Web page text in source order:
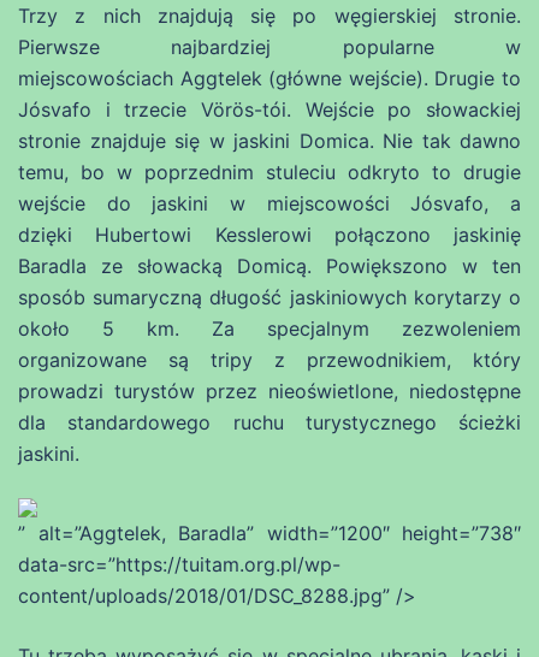
Trzy z nich znajdują się po węgierskiej stronie.
Pierwsze najbardziej popularne w
miejscowościach Aggtelek (główne wejście). Drugie to
Jósvafo i trzecie Vörös-tói. Wejście po słowackiej
stronie znajduje się w jaskini Domica. Nie tak dawno
temu, bo w poprzednim stuleciu odkryto to drugie
wejście do jaskini w miejscowości Jósvafo, a
dzięki Hubertowi Kesslerowi połączono jaskinię
Baradla ze słowacką Domicą. Powiększono w ten
sposób sumaryczną długość jaskiniowych korytarzy o
około 5 km. Za specjalnym zezwoleniem
organizowane są tripy z przewodnikiem, który
prowadzi turystów przez nieoświetlone, niedostępne
dla standardowego ruchu turystycznego ścieżki
jaskini.
” alt=”Aggtelek, Baradla” width=”1200″ height=”738″
data-src=”https://tuitam.org.pl/wp-
content/uploads/2018/01/DSC_8288.jpg” />